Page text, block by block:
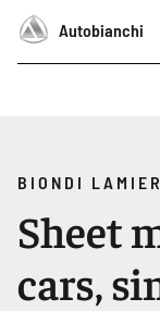
Autobianchi
BIONDI
Sheet
cars,